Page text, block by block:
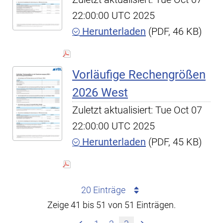
22:00:00 UTC 2025
Herunterladen (PDF, 46 KB)
Vorläufige Rechengrößen
2026 West
Zuletzt aktualisiert: Tue Oct 07
22:00:00 UTC 2025
Herunterladen (PDF, 45 KB)
20 Einträge
Zeige 41 bis 51 von 51 Einträgen.